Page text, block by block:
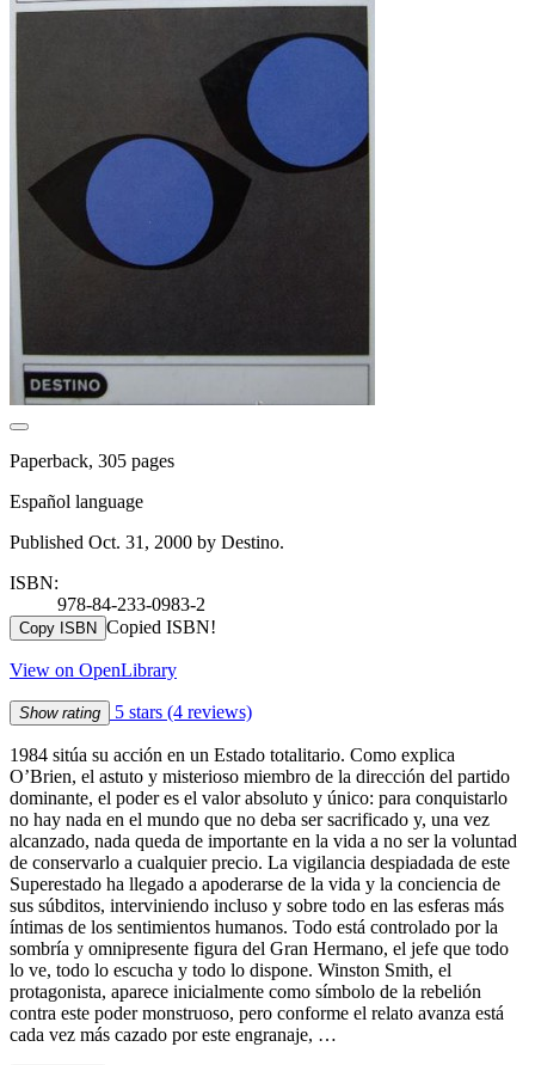
Paperback, 305 pages
Español language
Published Oct. 31, 2000 by Destino.
ISBN:
978-84-233-0983-2
Copy ISBN Copied ISBN!
View on OpenLibrary
Show rating 5 stars (4 reviews)
1984 sitúa su acción en un Estado totalitario. Como explica
O’Brien, el astuto y misterioso miembro de la dirección del partido
dominante, el poder es el valor absoluto y único: para conquistarlo
no hay nada en el mundo que no deba ser sacrificado y, una vez
alcanzado, nada queda de importante en la vida a no ser la voluntad
de conservarlo a cualquier precio. La vigilancia despiadada de este
Superestado ha llegado a apoderarse de la vida y la conciencia de
sus súbditos, interviniendo incluso y sobre todo en las esferas más
íntimas de los sentimientos humanos. Todo está controlado por la
sombría y omnipresente figura del Gran Hermano, el jefe que todo
lo ve, todo lo escucha y todo lo dispone. Winston Smith, el
protagonista, aparece inicialmente como símbolo de la rebelión
contra este poder monstruoso, pero conforme el relato avanza está
cada vez más cazado por este engranaje, …